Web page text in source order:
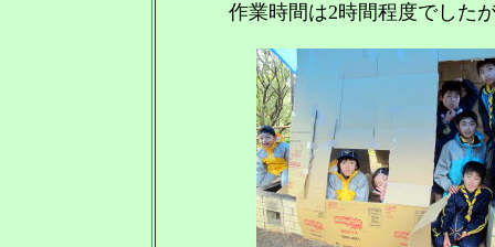
作業時間は2時間程度でした